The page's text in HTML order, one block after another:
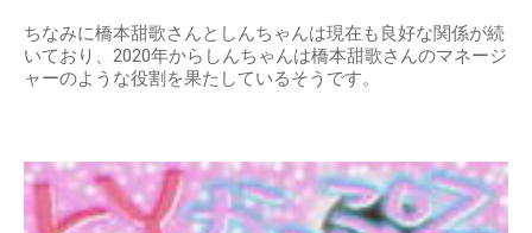
ちなみに橋本甜歌さんとしんちゃんは現在も良好な関係が続
いており、2020年からしんちゃんは橋本甜歌さんのマネージ
ャーのような役割を果たしているそうです。